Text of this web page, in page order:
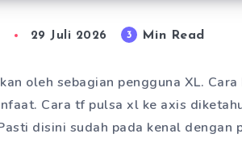
29 Juli 2026 3 Min Read
oleh sebagian pengguna XL.
Cara tf pulsa xl ke axis
disini sudah pada kenal dengan